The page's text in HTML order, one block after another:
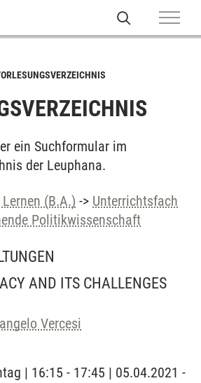
ein Suchformular im
der Leuphana.
(B.A.) -> Unterrichtsfach
Politikwissenschaft
AND ITS CHALLENGES
Vercesi
| 16:15 - 17:45 | 05.04.2021 -